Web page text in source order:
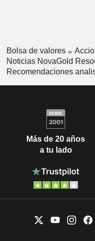
Bolsa de valores
Noticias NovaGold
Recomendaciones
Más de 20 años
a tu lado